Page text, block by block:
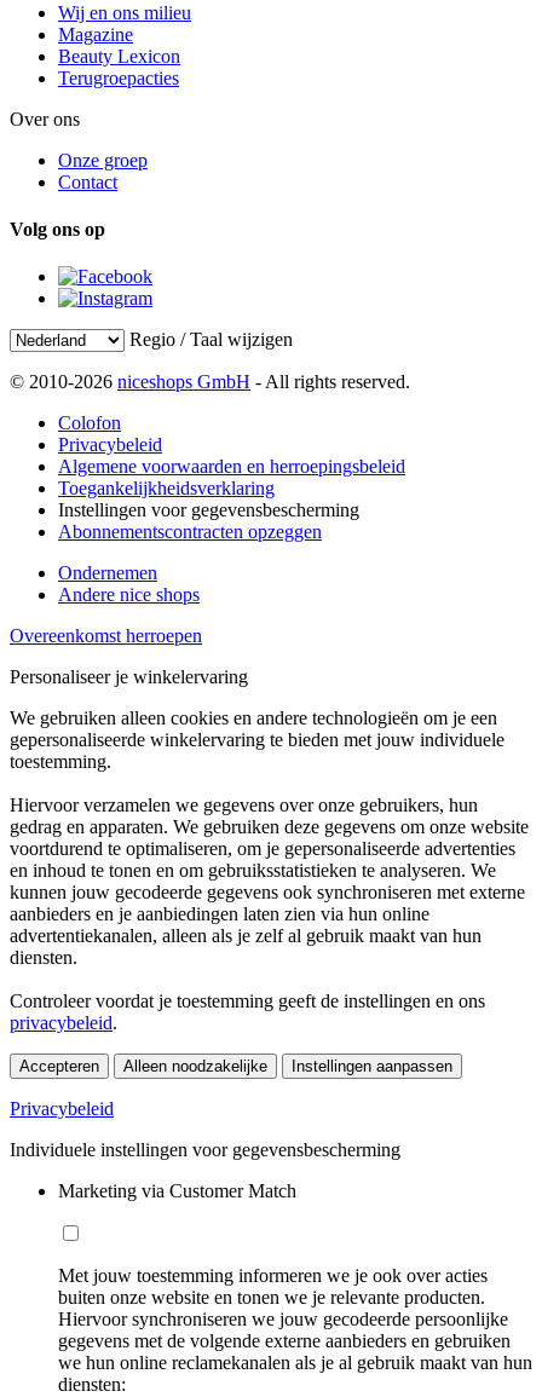
Wij en ons milieu
Magazine
Beauty Lexicon
Terugroepacties
Over ons
Onze groep
Contact
Volg ons op
Regio / Taal wijzigen
© 2010-2026 niceshops GmbH - All rights reserved.
Colofon
Privacybeleid
Algemene voorwaarden en herroepingsbeleid
Toegankelijkheidsverklaring
Instellingen voor gegevensbescherming
Abonnementscontracten opzeggen
Ondernemen
Andere nice shops
Overeenkomst herroepen
Personaliseer je winkelervaring
We gebruiken alleen cookies en andere technologieën om je een
gepersonaliseerde winkelervaring te bieden met jouw individuele
toestemming.
Hiervoor verzamelen we gegevens over onze gebruikers, hun
gedrag en apparaten. We gebruiken deze gegevens om onze website
voortdurend te optimaliseren, om je gepersonaliseerde advertenties
en inhoud te tonen en om gebruiksstatistieken te analyseren. We
kunnen jouw gecodeerde gegevens ook synchroniseren met externe
aanbieders en je aanbiedingen laten zien via hun online
advertentiekanalen, alleen als je zelf al gebruik maakt van hun
diensten.
Controleer voordat je toestemming geeft de instellingen en ons
privacybeleid.
Accepteren Alleen noodzakelijke Instellingen aanpassen
Privacybeleid
Individuele instellingen voor gegevensbescherming
Marketing via Customer Match
Met jouw toestemming informeren we je ook over acties
buiten onze website en tonen we je relevante producten.
Hiervoor synchroniseren we jouw gecodeerde persoonlijke
gegevens met de volgende externe aanbieders en gebruiken
we hun online reclamekanalen als je al gebruik maakt van hun
diensten: